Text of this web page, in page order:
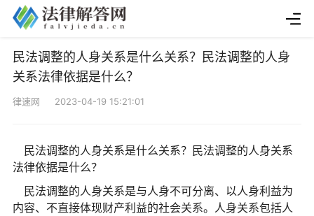
民法调整的人身关系是什么关系？民法调整的人身
关系法律依据是什么？
律速网 2023-04-19 15:21:01
民法调整的人身关系是什么关系？民法调整的人身关系
法律依据是什么？
民法调整的人身关系是与人身不可分离、以人身利益为
内容、不直接体现财产利益的社会关系。人身关系包括人